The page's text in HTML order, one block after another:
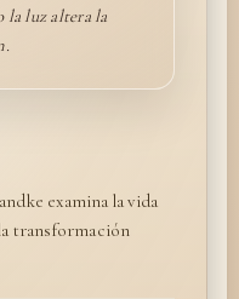
la luz altera la
examina la vida
transformación